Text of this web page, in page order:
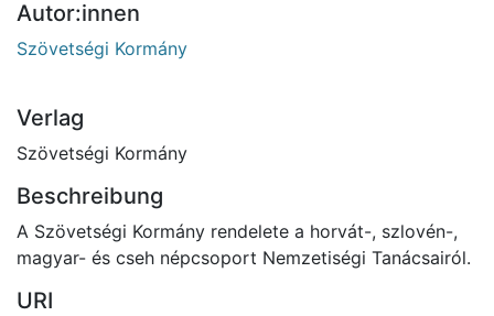
Autor:innen
Szövetségi Kormány
Verlag
Szövetségi Kormány
Beschreibung
A Szövetségi Kormány rendelete a horvát-, szlovén-,
magyar- és cseh népcsoport Nemzetiségi Tanácsairól.
URI